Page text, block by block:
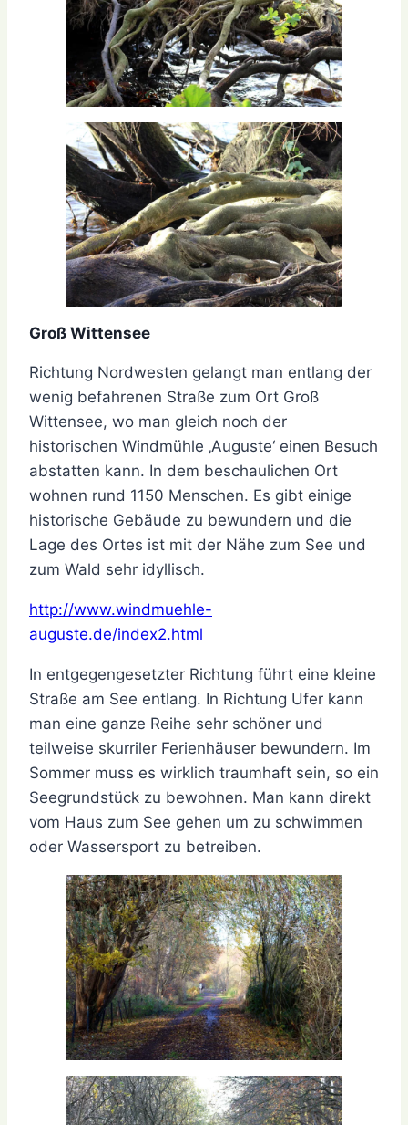
Groß Wittensee
Richtung Nordwesten gelangt man entlang der
wenig befahrenen Straße zum Ort Groß
Wittensee, wo man gleich noch der
historischen Windmühle ‚Auguste‘ einen Besuch
abstatten kann. In dem beschaulichen Ort
wohnen rund 1150 Menschen. Es gibt einige
historische Gebäude zu bewundern und die
Lage des Ortes ist mit der Nähe zum See und
zum Wald sehr idyllisch.
http://www.windmuehle-
auguste.de/index2.html
In entgegengesetzter Richtung führt eine kleine
Straße am See entlang. In Richtung Ufer kann
man eine ganze Reihe sehr schöner und
teilweise skurriler Ferienhäuser bewundern. Im
Sommer muss es wirklich traumhaft sein, so ein
Seegrundstück zu bewohnen. Man kann direkt
vom Haus zum See gehen um zu schwimmen
oder Wassersport zu betreiben.